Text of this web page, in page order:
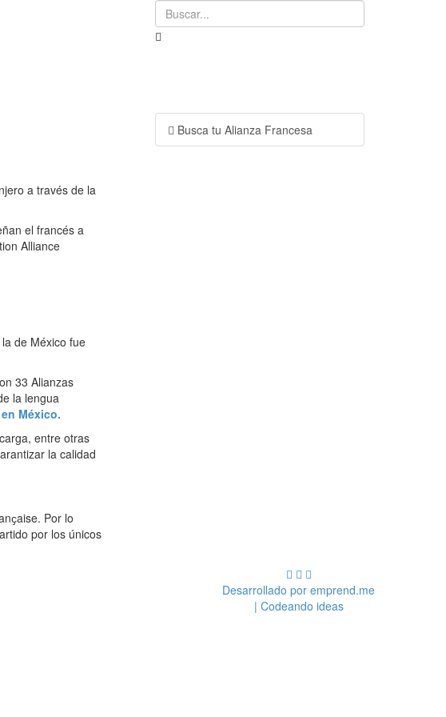
Buscar...
a través de la
el francés a
Alliance
de México fue
33 Alianzas
la lengua
México.
entre otras
la calidad
Por lo
por los únicos
Busca tu Alianza Francesa
Desarrollado por emprend.me
| Codeando ideas